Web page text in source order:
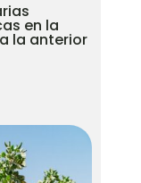
en la
la anterior